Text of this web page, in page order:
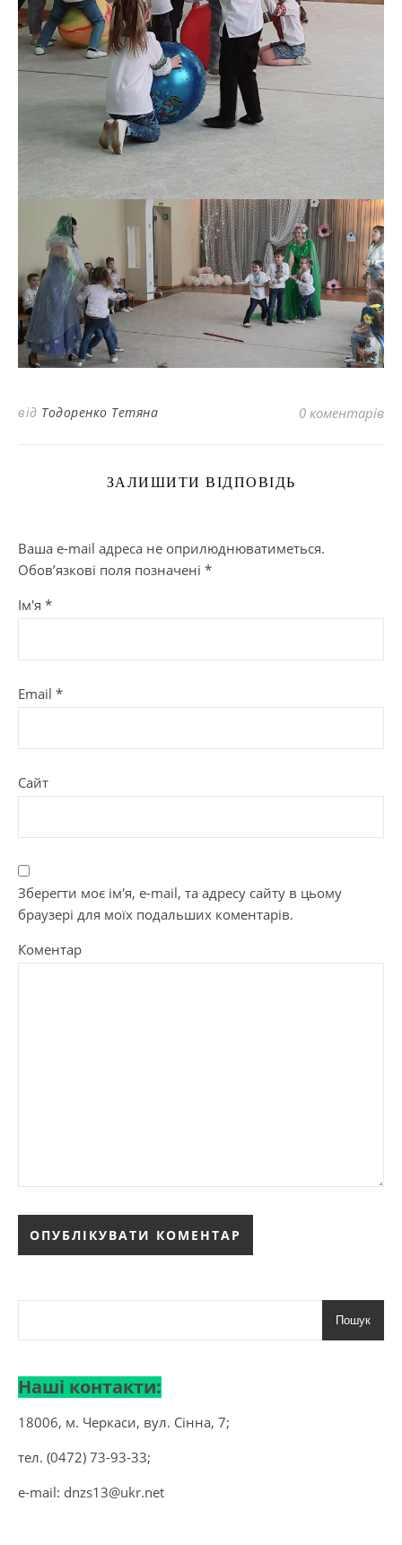
від Тодоренко Тетяна 0 коментарів
ЗАЛИШИТИ ВІДПОВІДЬ
Ваша e-mail адреса не оприлюднюватиметься.
Обов’язкові поля позначені *
Ім'я *
Email *
Сайт
Зберегти моє ім'я, e-mail, та адресу сайту в цьому
браузері для моїх подальших коментарів.
Коментар
Пошук
Наші контакти:
18006, м. Черкаси, вул. Сінна, 7;
тел. (0472) 73-93-33;
e-mail: dnzs13@ukr.net